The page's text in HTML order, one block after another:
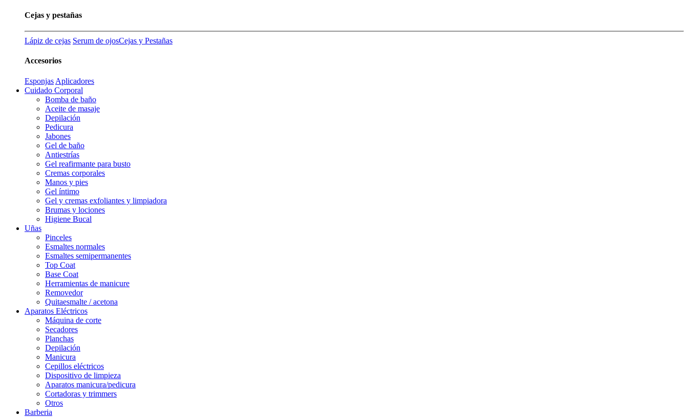
Cejas y pestañas
Lápiz de cejas Serum de ojosCejas y Pestañas
Accesorios
Esponjas Aplicadores
Cuidado Corporal
Bomba de baño
Aceite de masaje
Depilación
Pedicura
Jabones
Gel de baño
Antiestrías
Gel reafirmante para busto
Cremas corporales
Manos y pies
Gel íntimo
Gel y cremas exfoliantes y limpiadora
Brumas y lociones
Higiene Bucal
Uñas
Pinceles
Esmaltes normales
Esmaltes semipermanentes
Top Coat
Base Coat
Herramientas de manicure
Removedor
Quitaesmalte / acetona
Aparatos Eléctricos
Máquina de corte
Secadores
Planchas
Depilación
Manicura
Cepillos eléctricos
Dispositivo de limpieza
Aparatos manicura/pedicura
Cortadoras y trimmers
Otros
Barberia